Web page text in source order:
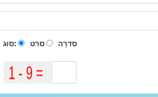
סוּג: סרט סִדרָה